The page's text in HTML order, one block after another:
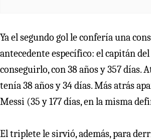
Ya el segundo gol le confería una
antecedente específico: el capitán
conseguirlo, con 38 años y 357 días.
tenía 38 años y 34 días. Más atrás
Messi (35 y 177 días, en la misma
El triplete le sirvió, además, para